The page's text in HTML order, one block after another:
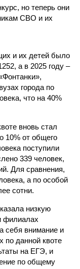
но теперь они
СВО и их
и их детей было
а в 2025 году –
города по
что на 40%
вновь стал
10% от общего
поступили
339 человек,
Для сравнения,
а по особой
сотни.
низкую
филиалах
себя внимание и
по данной квоте
на ЕГЭ, и
по общему